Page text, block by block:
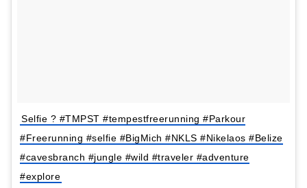
Selfie ? #TMPST #tempestfreerunning #Parkour
#Freerunning #selfie #BigMich #NKLS #Nikelaos #Belize
#cavesbranch #jungle #wild #traveler #adventure
#explore